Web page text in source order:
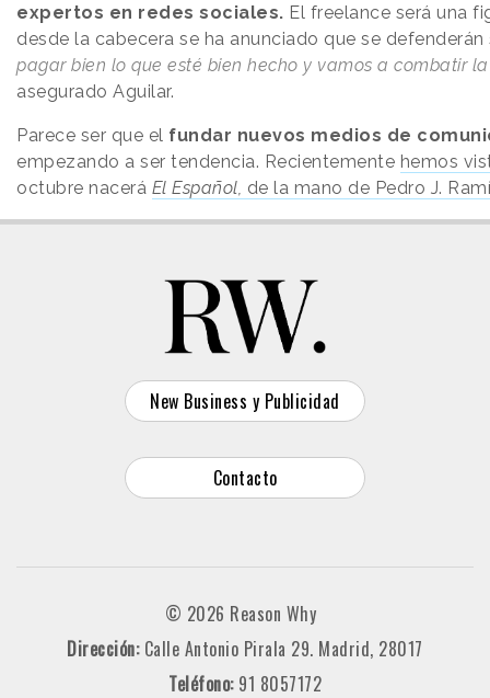
expertos en redes sociales. El freelance será una
desde la cabecera se ha anunciado que se
pagar bien lo que esté bien hecho y vamos a combatir
asegurado Aguilar.
Parece ser que el fundar nuevos medios de
empezando a ser tendencia. Recientemente hemos
octubre nacerá El Español, de la mano de Pedro J.
New Business y Publicidad
Contacto
© 2026 Reason Why
Dirección: Calle Antonio Pirala 29. Madrid, 28017
Teléfono: 91 8057172